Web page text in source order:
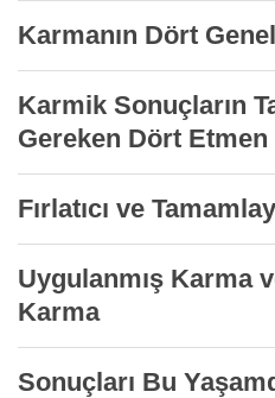
Karmanın Dört
Karmik Sonuçların
Gereken Dört Etmen
Fırlatıcı ve
Uygulanmış Karma
Karma
Sonuçları Bu